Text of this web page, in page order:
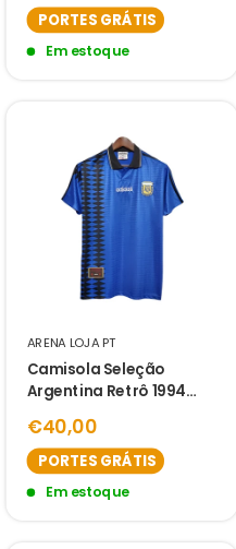
PORTES GRÁTIS
Em estoque
ARENA LOJA PT
Camisola Seleção
Argentina Retrô 1994
€40,00
PORTES GRÁTIS
Em estoque